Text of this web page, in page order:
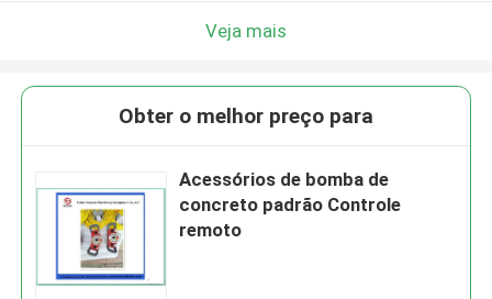
Veja mais
Obter o melhor preço para
Acessórios de bomba de
concreto padrão Controle
remoto